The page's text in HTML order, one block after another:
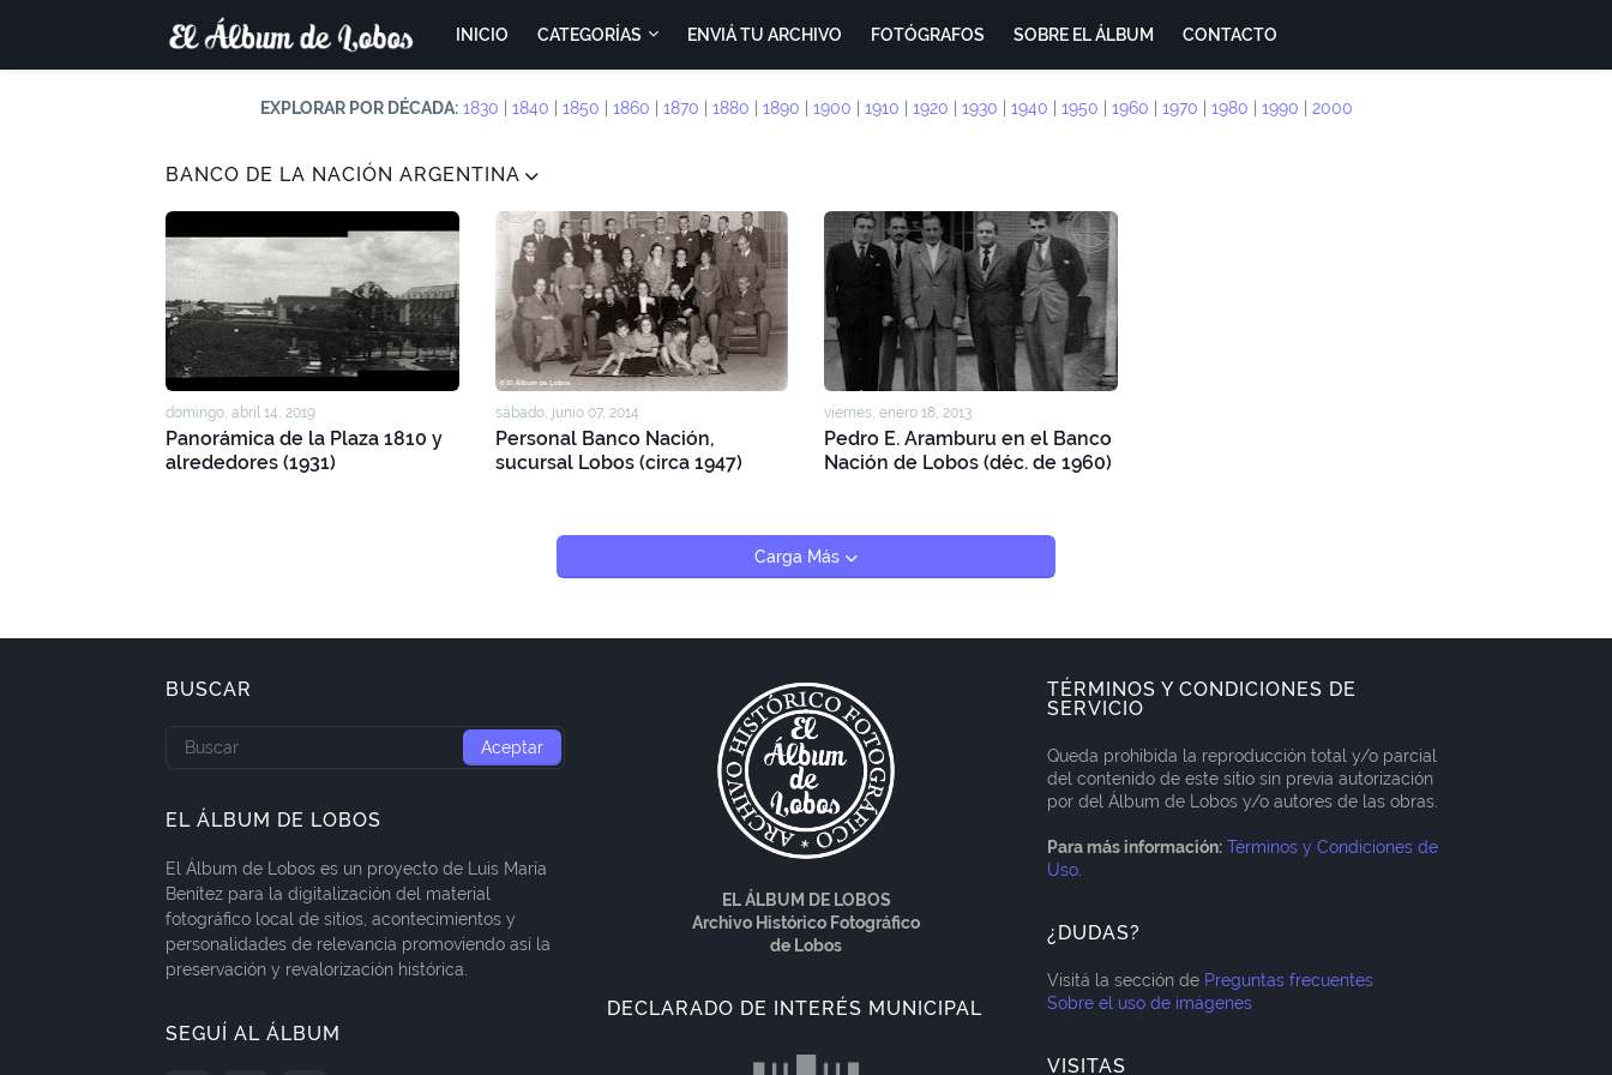
INICIO CATEGORÍAS ENVIÁ TU ARCHIVO FOTÓGRAFOS SOBRE EL ÁLBUM CONTACTO
EXPLORAR POR DÉCADA: 1830 1840 1850 1860 1870 1880 1890 1900 1910 1920 1930 1940 1950 1960 1970 1980 1990 2000
BANCO DE LA NACIÓN ARGENTINA
domingo, abril 14, 2019
Panorámica de la Plaza 1810 y
alrededores (1931)
sábado, junio 07, 2014
Personal Banco Nación,
sucursal Lobos (circa 1947)
viernes, enero 18, 2013
Pedro E. Aramburu en el Banco
Nación de Lobos (déc. de 1960)
Carga Más
BUSCAR
EL ÁLBUM DE LOBOS
El Álbum de Lobos es un proyecto de Luis María
Benítez para la digitalización del material
fotográfico local de sitios, acontecimientos y
personalidades de relevancia promoviendo así la
preservación y revalorización histórica.
SEGUÍ AL ÁLBUM
EL ÁLBUM DE LOBOS
Archivo Histórico Fotográfico
de Lobos
DECLARADO DE INTERÉS MUNICIPAL
TÉRMINOS Y CONDICIONES DE
SERVICIO
Queda prohibida la reproducción total y/o parcial
del contenido de este sitio sin previa autorización
por del Álbum de Lobos y/o autores de las obras.
Para más información: Términos y Condiciones de
Uso
¿DUDAS?
Visitá la sección de Preguntas frecuentes
Sobre el uso de imágenes
VISITAS